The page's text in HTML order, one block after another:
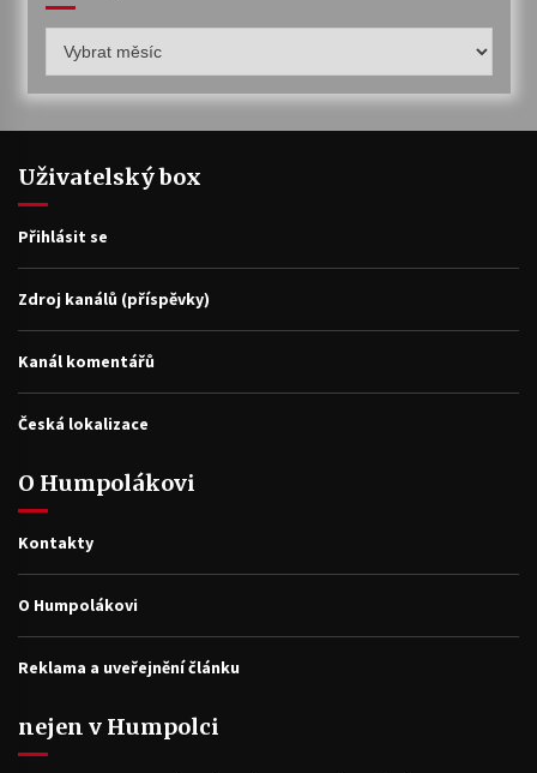
archiv
Uživatelský box
Přihlásit se
Zdroj kanálů (příspěvky)
Kanál komentářů
Česká lokalizace
O Humpolákovi
Kontakty
O Humpolákovi
Reklama a uveřejnění článku
nejen v Humpolci